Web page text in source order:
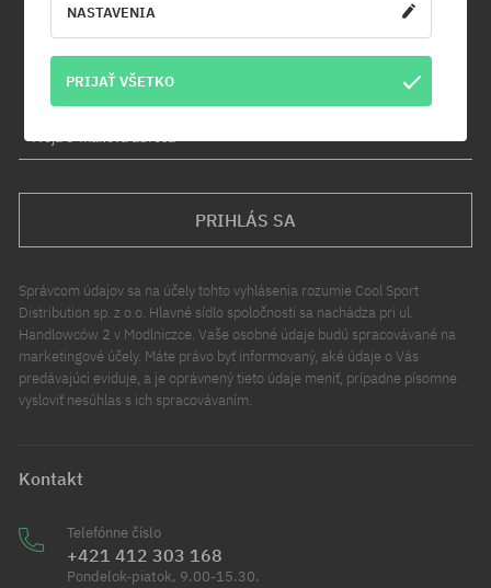
Navyše získaš zľavový kód -5 % na celú objednávku!
Tvoja e-mailová adresa
PRIHLÁS SA
Správcom údajov sa na účely tohto vyhlásenia rozumie Cool Sport
Distribution sp. z o.o. Hlavné sídlo spoločnosti sa nachádza pri ul.
Handlowców 2 v Modlniczce. Vaše osobné údaje budú spracovávané na
marketingové účely. Máte právo byť informovaný, aké údaje o Vás
predávajúci eviduje, a je oprávnený tieto údaje meniť, prípadne písomne
vysloviť nesúhlas s ich spracovávaním.
Kontakt
Telefónne číslo
+421 412 303 168
Pondelok-piatok, 9.00-15.30.
NASTAVENIA
PRIJAŤ VŠETKO